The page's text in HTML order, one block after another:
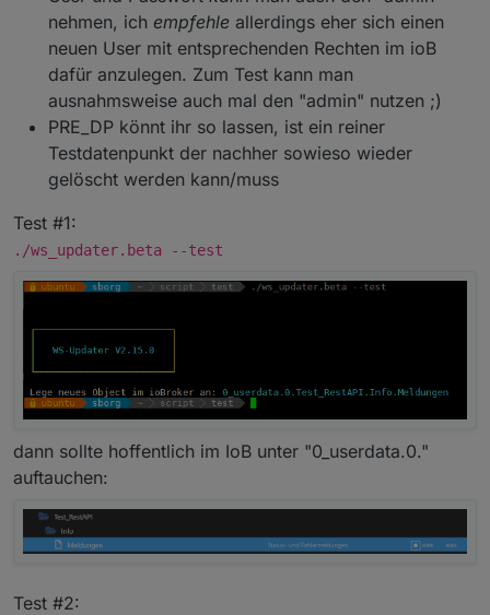
nehmen, ich empfehle allerdings eher sich einen
neuen User mit entsprechenden Rechten im ioB
dafür anzulegen. Zum Test kann man
ausnahmsweise auch mal den "admin" nutzen ;)
PRE_DP könnt ihr so lassen, ist ein reiner
Testdatenpunkt der nachher sowieso wieder
gelöscht werden kann/muss
Test #1:
./ws_updater.beta --test
dann sollte hoffentlich im IoB unter "0_userdata.0."
auftauchen:
Test #2: